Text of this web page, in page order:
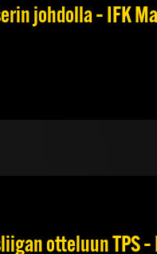
johdolla – IFK
otteluun TPS